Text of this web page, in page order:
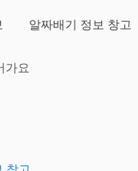
알짜배기 정보 창고
가요